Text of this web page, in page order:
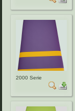
2000 Serie